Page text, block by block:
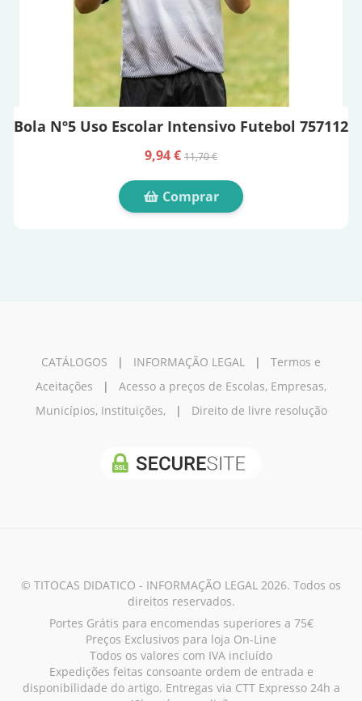
Bola Nº5 Uso Escolar Intensivo Futebol 757112
9,94 € 11,70 €
Comprar
CATÁLOGOS | INFORMAÇÃO LEGAL | Termos e
Aceitações | Acesso a preços de Escolas, Empresas,
Municípios, Instituições,| Direito de livre resolução
© TITOCAS DIDATICO - INFORMAÇÃO LEGAL 2026. Todos os
direitos reservados.
Portes Grátis para encomendas superiores a 75€
Preços Exclusivos para loja On-Line
Todos os valores com IVA incluído
Expedições feitas consoante ordem de entrada e
disponibilidade do artigo. Entregas via CTT Expresso 24h a